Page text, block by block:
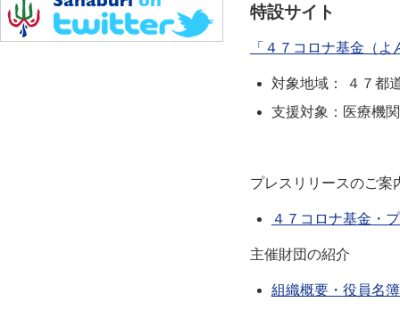
特設サイト
「４７コロナ基金（
対象地域： ４７都
支援対象：医療機
プレスリリースのご案
４７コロナ基金・
主催財団の紹介
組織概要・役員名簿